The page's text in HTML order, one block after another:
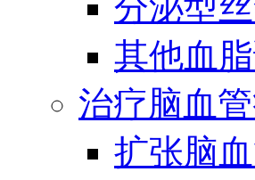
其他血
治疗脑血
扩张脑